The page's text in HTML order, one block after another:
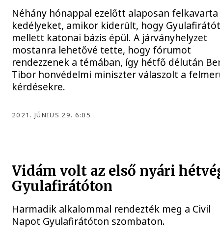
Néhány hónappal ezelőtt alaposan felkavarta
kedélyeket, amikor kiderült, hogy
mellett katonai bázis épül. A járványhelyzet
mostanra lehetővé tette, hogy fórumot
rendezzenek a témában, így hétfő délután
Tibor honvédelmi miniszter válaszolt a
kérdésekre.
2021. JÚNIUS 29. 6:05
Vidám volt az első nyári
Gyulafirátóton
Harmadik alkalommal rendezték meg a Civil
Napot Gyulafirátóton szombaton.